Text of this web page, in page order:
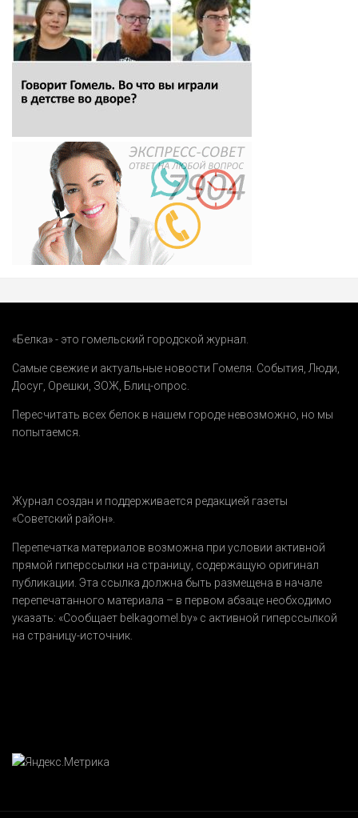
«Белка» - это гомельский городской журнал.
Самые свежие и актуальные новости Гомеля. События Люди
Досуг Орешки ЗОЖ Блиц-опрос
Пересчитать всех белок в нашем городе невозможно, но мы
попытаемся.
Журнал создан и поддерживается редакцией газеты
«Советский район».
Перепечатка материалов возможна при условии активной
прямой гиперссылки на страницу, содержащую оригинал
публикации. Эта ссылка должна быть размещена в начале
перепечатанного материала – в первом абзаце необходимо
указать: «Сообщает belkagomel.by» с активной гиперссылкой
на страницу-источник.